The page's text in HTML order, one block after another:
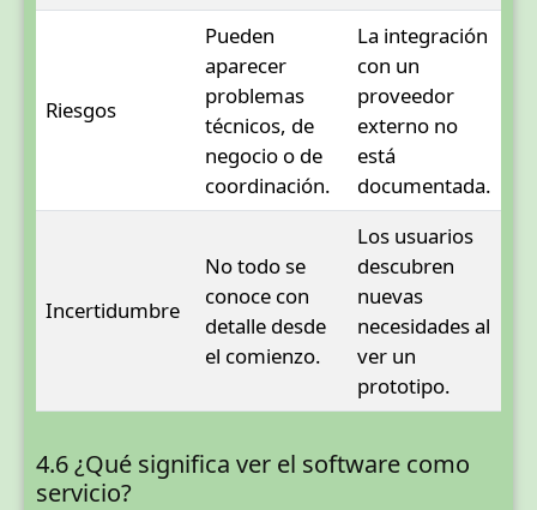
Riesgos
Pueden
aparecer
problemas
técnicos, de
negocio o de
coordinación.
La integración
con un
proveedor
externo no
está
documentada.
Incertidumbre
No todo se
conoce con
detalle desde
el comienzo.
Los usuarios
descubren
nuevas
necesidades al
ver un
prototipo.
4.6 ¿Qué significa ver el software como
servicio?